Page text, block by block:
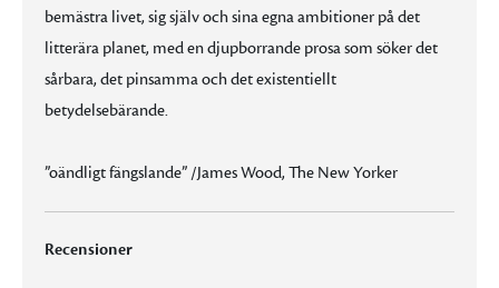
bemästra livet, sig själv och sina egna ambitioner på det
litterära planet, med en djupborrande prosa som söker det
sårbara, det pinsamma och det existentiellt
betydelsebärande.
”oändligt fängslande” /James Wood, The New Yorker
Recensioner